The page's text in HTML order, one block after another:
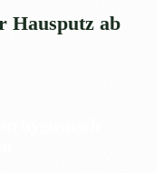
Hausputz ab